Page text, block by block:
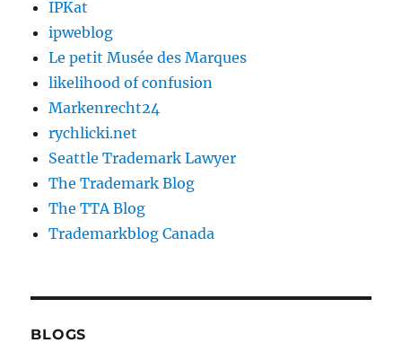
IPKat
ipweblog
Le petit Musée des Marques
likelihood of confusion
Markenrecht24
rychlicki.net
Seattle Trademark Lawyer
The Trademark Blog
The TTA Blog
Trademarkblog Canada
BLOGS